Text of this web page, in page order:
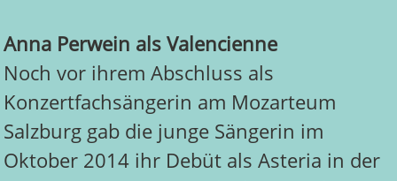
Anna Perwein als Valencienne
Noch vor ihrem Abschluss als
Konzertfachsängerin am Mozarteum
Salzburg gab die junge Sängerin im
Oktober 2014 ihr Debüt als Asteria in der